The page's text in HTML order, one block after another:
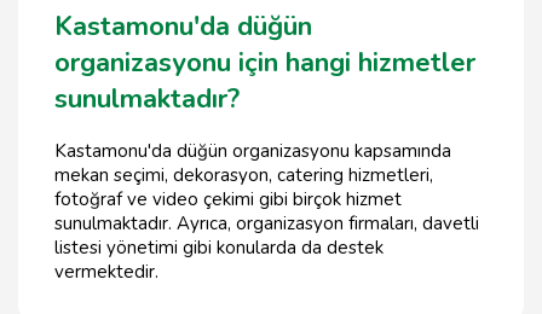
Kastamonu'da düğün
organizasyonu için hangi hizmetler
sunulmaktadır?
Kastamonu'da düğün organizasyonu kapsamında
mekan seçimi, dekorasyon, catering hizmetleri,
fotoğraf ve video çekimi gibi birçok hizmet
sunulmaktadır. Ayrıca, organizasyon firmaları, davetli
listesi yönetimi gibi konularda da destek
vermektedir.